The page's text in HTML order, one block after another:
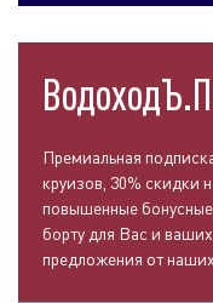
Премиальная
круизов, 30% скидки
повышенные
борту для Вас и
предложения от